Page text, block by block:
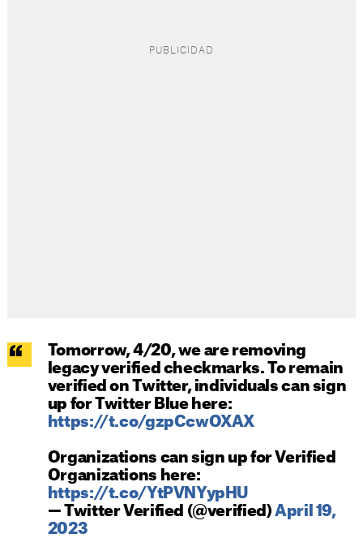
Tomorrow, 4/20, we are removing
legacy verified checkmarks. To remain
verified on Twitter, individuals can sign
up for Twitter Blue here:
https://t.co/gzpCcwOXAX
Organizations can sign up for Verified
Organizations here:
https://t.co/YtPVNYypHU
— Twitter Verified (@verified)April 19,
2023